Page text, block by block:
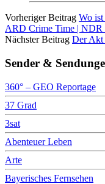
Vorheriger Beitrag Wo
ARD Crime Time | NDR
Nächster Beitrag Der Akt
Sender &
360° – GEO Reportage
37 Grad
3sat
Abenteuer Leben
Arte
Bayerisches Fernsehen